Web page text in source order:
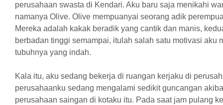
perusahaan swasta di Kendari. Aku baru saja menikahi
namanya Olive. Olive mempuanyai seorang adik
Mereka adalah kakak beradik yang cantik dan manis,
berbadan tinggi semampai, itulah salah satu motivasi aku
tubuhnya yang indah.
Kala itu, aku sedang bekerja di ruangan kerjaku di
perusahaanku sedang mengalami sedikit guncangan
perusahaan saingan di kotaku itu. Pada saat jam pulang